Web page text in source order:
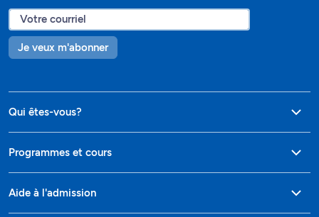
Je veux m'abonner
Qui êtes-vous?
Programmes et cours
Aide à l'admission